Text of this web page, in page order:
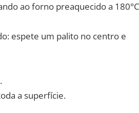
ao forno preaquecido a 180°C
espete um palito no centro e
a superfície.